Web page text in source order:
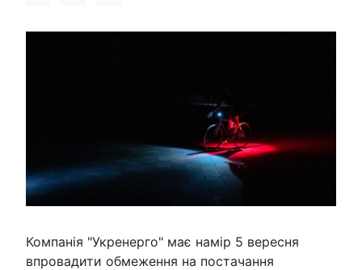
Компанія "Укренерго" має намір 5 вересня
впровадити обмеження на постачання